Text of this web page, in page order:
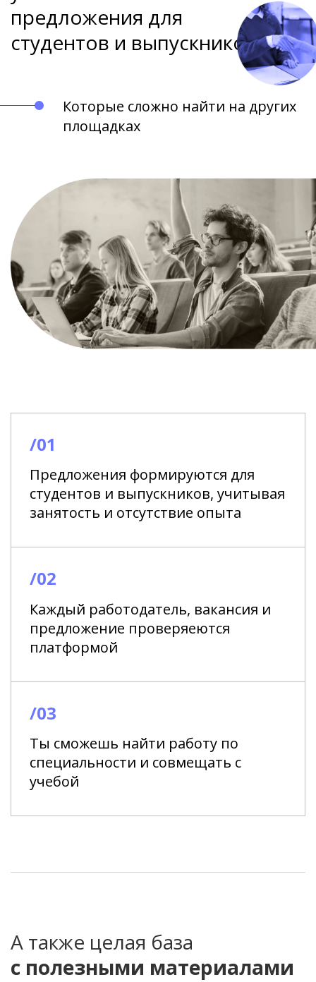
предложения для
студентов и выпускников
Которые сложно найти на других
площадках
/01
Предложения формируются для
студентов и выпускников, учитывая
занятость и отсутствие опыта
/02
Каждый работодатель, вакансия и
предложение проверяеются
платформой
/03
Ты сможешь найти работу по
специальности и совмещать с
учебой
А также целая база
с полезными материалами